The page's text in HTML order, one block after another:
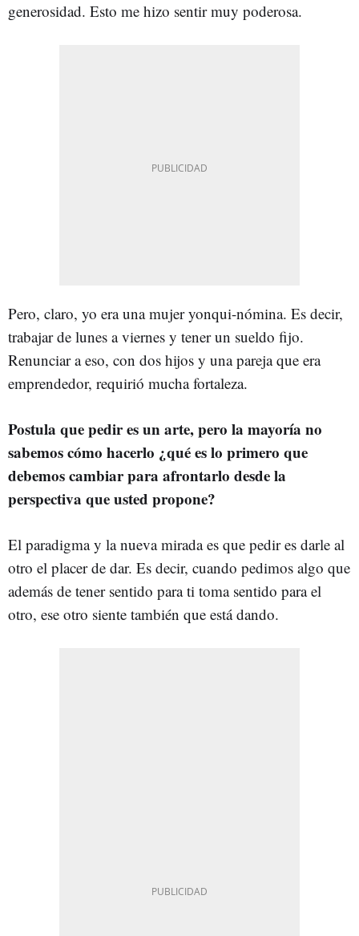
generosidad. Esto me hizo sentir muy poderosa.
Pero, claro, yo era una mujer yonqui-nómina. Es decir,
trabajar de lunes a viernes y tener un sueldo fijo.
Renunciar a eso, con dos hijos y una pareja que era
emprendedor, requirió mucha fortaleza.
Postula que pedir es un arte, pero la mayoría no
sabemos cómo hacerlo ¿qué es lo primero que
debemos cambiar para afrontarlo desde la
perspectiva que usted propone?
El paradigma y la nueva mirada es que pedir es darle al
otro el placer de dar. Es decir, cuando pedimos algo que
además de tener sentido para ti toma sentido para el
otro, ese otro siente también que está dando.